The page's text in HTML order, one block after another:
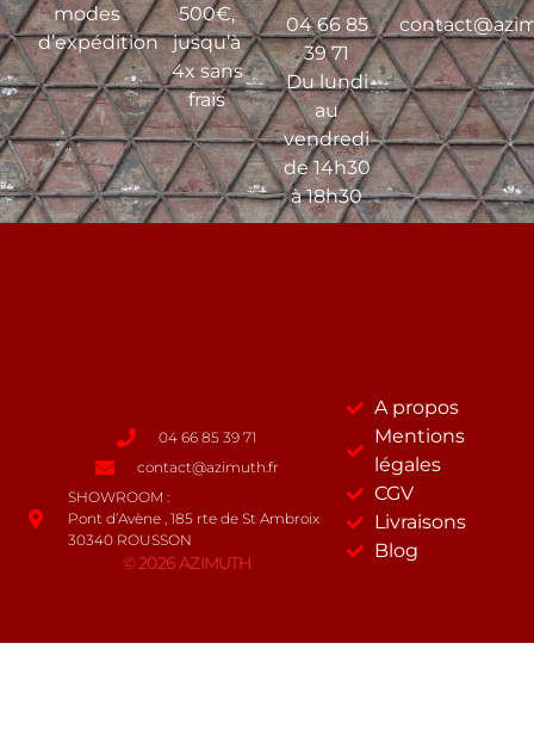
modes
d’expédition
500€,
jusqu’à
4x sans
frais
04 66 85
39 71
Du lundi
au
vendredi
de 14h30
à 18h30
04 66 85 39 71
contact@azimuth.fr
SHOWROOM :
Pont d’Avène , 185 rte de St Ambroix
30340 ROUSSON
© 2026 AZIMUTH
A propos
Mentions
légales
CGV
Livraisons
Blog